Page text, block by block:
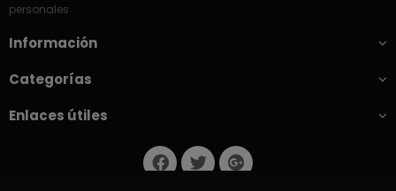
personales
Información
Categorías
Enlaces útiles